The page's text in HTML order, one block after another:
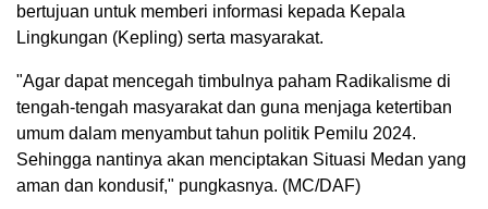
bertujuan untuk memberi informasi kepada Kepala
Lingkungan (Kepling) serta masyarakat.
"Agar dapat mencegah timbulnya paham Radikalisme di
tengah-tengah masyarakat dan guna menjaga ketertiban
umum dalam menyambut tahun politik Pemilu 2024.
Sehingga nantinya akan menciptakan Situasi Medan yang
aman dan kondusif," pungkasnya. (MC/DAF)